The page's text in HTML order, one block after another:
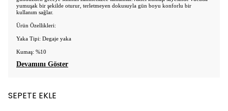
yumuşak bir şekilde oturur, terletmeyen dokusuyla gün boyu konforlu bir
kullanım sağlar.
Ürün Özellikleri:
Yaka Tipi: Degaje yaka
Kumaş: %10
Devamını Göster
SEPETE EKLE